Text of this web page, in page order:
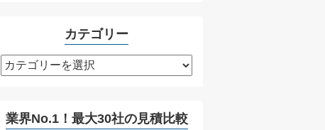
カテゴリー
カ
テ
リ
業界No.1！最大30社の見積比較